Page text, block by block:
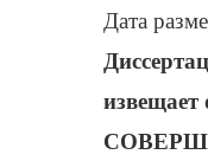
Дата
извещает